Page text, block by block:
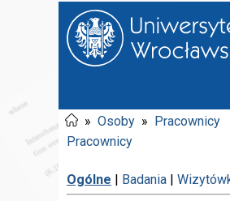
» Osoby » Pracownicy
Pracownicy
Ogólne | Badania |